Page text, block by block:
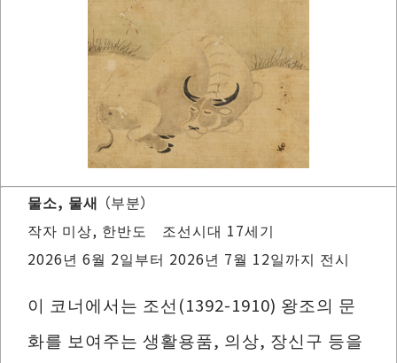
물소, 물새 （부분）
작자 미상, 한반도 조선시대 17세기
2026년 6월 2일부터 2026년 7월 12일까지 전시
이 코너에서는 조선(1392-1910) 왕조의 문
화를 보여주는 생활용품, 의상, 장신구 등을